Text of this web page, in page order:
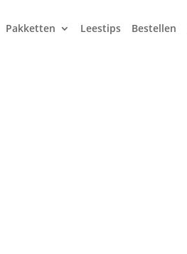
Pakketten Leestips Bestellen